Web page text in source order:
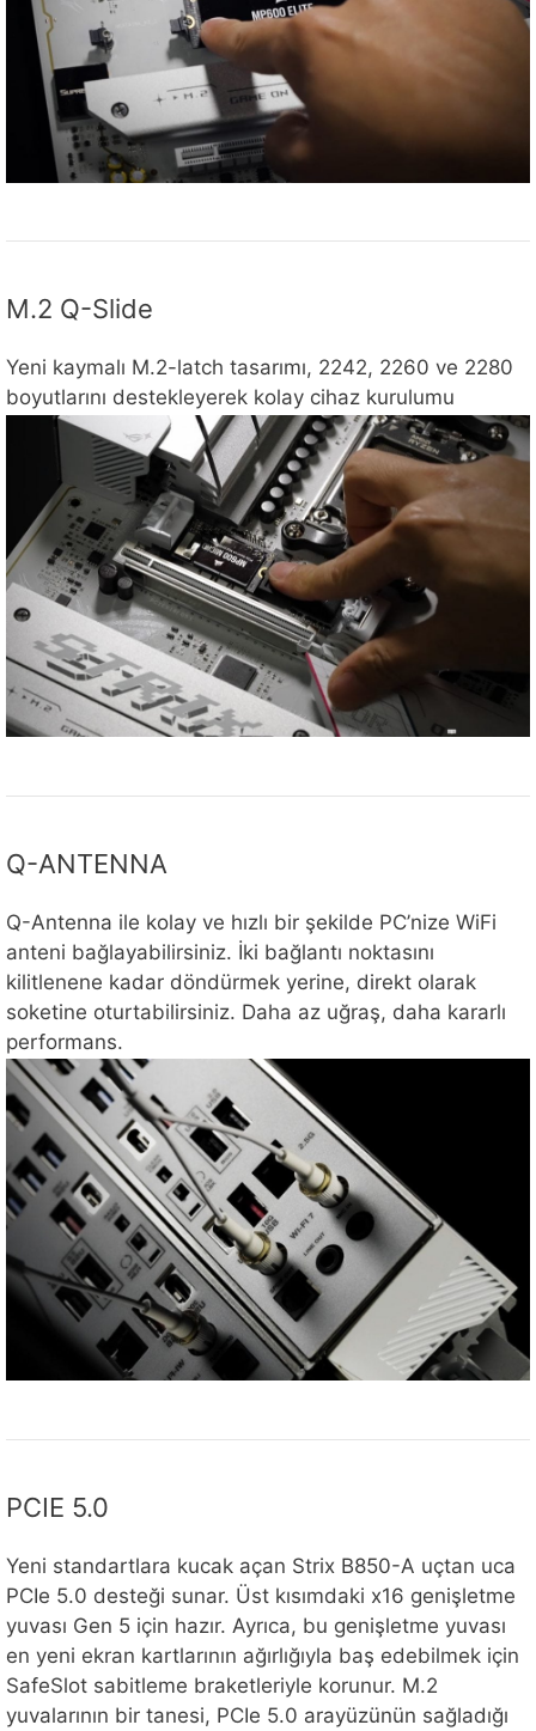
M.2 Q-Slide
Yeni kaymalı M.2-latch tasarımı, 2242, 2260 ve 2280
boyutlarını destekleyerek kolay cihaz kurulumu
Q-ANTENNA
Q-Antenna ile kolay ve hızlı bir şekilde PC’nize WiFi
anteni bağlayabilirsiniz. İki bağlantı noktasını
kilitlenene kadar döndürmek yerine, direkt olarak
soketine oturtabilirsiniz. Daha az uğraş, daha kararlı
performans.
PCIE 5.0
Yeni standartlara kucak açan Strix B850-A uçtan uca
PCIe 5.0 desteği sunar. Üst kısımdaki x16 genişletme
yuvası Gen 5 için hazır. Ayrıca, bu genişletme yuvası
en yeni ekran kartlarının ağırlığıyla baş edebilmek için
SafeSlot sabitleme braketleriyle korunur. M.2
yuvalarının bir tanesi, PCIe 5.0 arayüzünün sağladığı